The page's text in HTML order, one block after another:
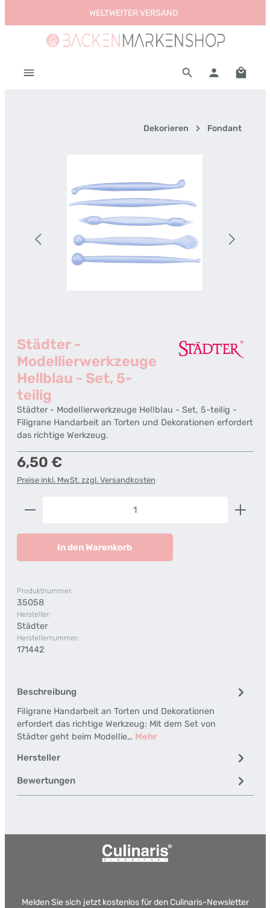
Zum Hauptinhalt springenWELTWEITER VERSAND
Dekorieren Fondant
Städter -
Modellierwerkzeuge
Hellblau - Set, 5-
teilig
Städter - Modellierwerkzeuge Hellblau - Set, 5-teilig -
Filigrane Handarbeit an Torten und Dekorationen erfordert
das richtige Werkzeug.
Regulärer Preis:
6,50 €
Preise inkl. MwSt. zzgl. Versandkosten
Produkt Anzahl: Gib den gewünschten Wert ein
In den Warenkorb
Produktnummer:
35058
Hersteller:
Städter
Herstellernummer:
171442
Beschreibung
Filigrane Handarbeit an Torten und Dekorationen
erfordert das richtige Werkzeug: Mit dem Set von
Städter geht beim Modellie… Mehr
Hersteller
Bewertungen
Melden Sie sich jetzt kostenlos für den Culinaris-Newsletter